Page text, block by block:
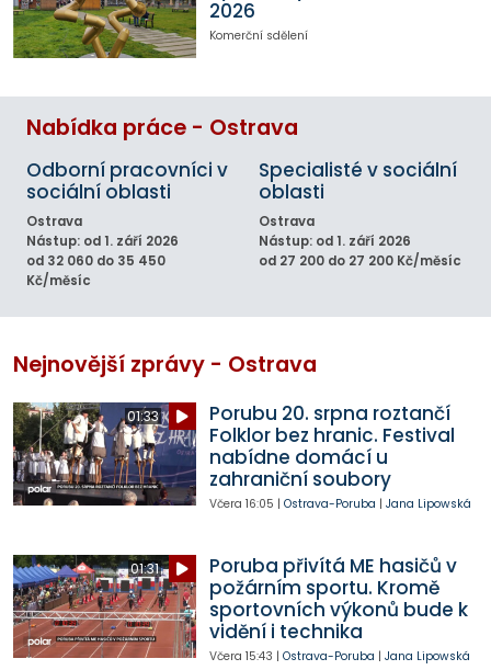
2026
Komerční sdělení
Nabídka práce - Ostrava
Odborní pracovníci v
sociální oblasti
Ostrava
Nástup: od 1. září 2026
od 32 060 do 35 450
Kč/měsíc
Specialisté v sociální
oblasti
Ostrava
Nástup: od 1. září 2026
od 27 200 do 27 200 Kč/měsíc
Nejnovější zprávy - Ostrava
01:33
Porubu 20. srpna roztančí
Folklor bez hranic. Festival
nabídne domácí u
zahraniční soubory
Včera 16:05 | Ostrava-Poruba | Jana Lipowská
01:31
Poruba přivítá ME hasičů v
požárním sportu. Kromě
sportovních výkonů bude k
vidění i technika
Včera 15:43 | Ostrava-Poruba | Jana Lipowská